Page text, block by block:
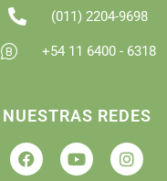
(011) 2204-9698
+54 11 6400 - 6318
NUESTRAS REDES